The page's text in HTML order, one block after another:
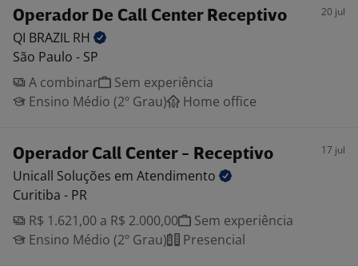
Operador De Call Center Receptivo 20 jul
QI BRAZIL RH
São Paulo - SP
A combinar
Sem experiência
Ensino Médio (2º Grau)
Home office
Operador Call Center - Receptivo 17 jul
Unicall Soluções em Atendimento
Curitiba - PR
R$ 1.621,00 a R$ 2.000,00
Sem experiência
Ensino Médio (2º Grau)
Presencial